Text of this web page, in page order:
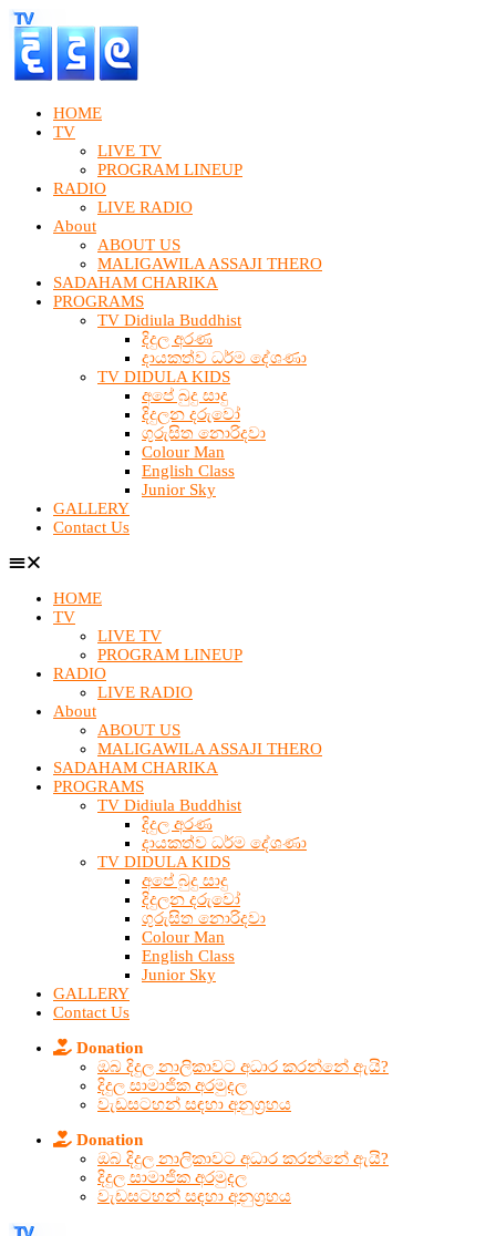
HOME
TV
LIVE TV
PROGRAM LINEUP
RADIO
LIVE RADIO
About
ABOUT US
MALIGAWILA ASSAJI THERO
SADAHAM CHARIKA
PROGRAMS
TV Didiula Buddhist
දිදුල අරණ
දායකත්ව ධර්ම දේශණා
TV DIDULA KIDS
අපේ බුදු සාදු
දිදුලන දරුවෝ
ගුරුසිත නොරිදවා
Colour Man
English Class
Junior Sky
GALLERY
Contact Us
HOME
TV
LIVE TV
PROGRAM LINEUP
RADIO
LIVE RADIO
About
ABOUT US
MALIGAWILA ASSAJI THERO
SADAHAM CHARIKA
PROGRAMS
TV Didiula Buddhist
දිදුල අරණ
දායකත්ව ධර්ම දේශණා
TV DIDULA KIDS
අපේ බුදු සාදු
දිදුලන දරුවෝ
ගුරුසිත නොරිදවා
Colour Man
English Class
Junior Sky
GALLERY
Contact Us
Donation
ඔබ දිදුල නාලිකාවට අධාර කරන්නේ ඇයි?
දිදුල සාමාජික අරමුදල
වැඩසටහන් සඳහා අනුග්‍රහය
Donation
ඔබ දිදුල නාලිකාවට අධාර කරන්නේ ඇයි?
දිදුල සාමාජික අරමුදල
වැඩසටහන් සඳහා අනුග්‍රහය